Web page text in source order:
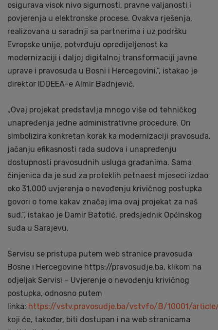
osigurava visok nivo sigurnosti, pravne valjanosti i
povjerenja u elektronske procese. Ovakva rješenja,
realizovana u saradnji sa partnerima i uz podršku
Evropske unije, potvrđuju opredijeljenost ka
modernizaciji i daljoj digitalnoj transformaciji javne
uprave i pravosuđa u Bosni i Hercegovini.“, istakao je
direktor IDDEEA-e Almir Badnjević.
„Ovaj projekat predstavlja mnogo više od tehničkog
unapređenja jedne administrativne procedure. On
simbolizira konkretan korak ka modernizaciji pravosuđa,
jačanju efikasnosti rada sudova i unapređenju
dostupnosti pravosudnih usluga građanima. Sama
činjenica da je sud za proteklih petnaest mjeseci izdao
oko 31.000 uvjerenja o nevođenju krivičnog postupka
govori o tome kakav značaj ima ovaj projekat za naš
sud.“, istakao je Damir Batotić, predsjednik Općinskog
suda u Sarajevu.
Servisu se pristupa putem web stranice pravosuđa
Bosne i Hercegovine https://pravosudje.ba, klikom na
odjeljak Servisi – Uvjerenje o nevođenju krivičnog
postupka, odnosno putem
linka: https://vstv.pravosudje.ba/vstvfo/B/10001/
koji će, također, biti dostupan i na web stranicama